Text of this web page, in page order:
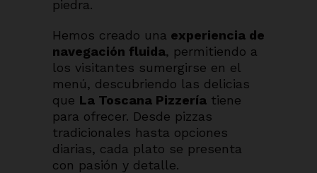
piedra.
Hemos creado una experiencia de
navegación fluida, permitiendo a
los visitantes sumergirse en el
menú, descubriendo las delicias
que La Toscana Pizzería tiene
para ofrecer. Desde pizzas
tradicionales hasta opciones
diarias, cada plato se presenta
con pasión y detalle.